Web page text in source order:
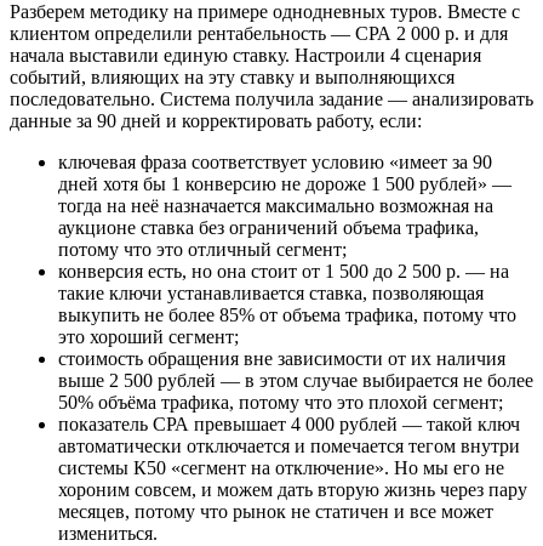
Разберем методику на примере однодневных туров. Вместе с
клиентом определили рентабельность — СРА 2 000 р. и для
начала выставили единую ставку. Настроили 4 сценария
событий, влияющих на эту ставку и выполняющихся
последовательно. Система получила задание — анализировать
данные за 90 дней и корректировать работу, если:
ключевая фраза соответствует условию «имеет за 90
дней хотя бы 1 конверсию не дороже 1 500 рублей» —
тогда на неё назначается максимально возможная на
аукционе ставка без ограничений объема трафика,
потому что это отличный сегмент;
конверсия есть, но она стоит от 1 500 до 2 500 р. — на
такие ключи устанавливается ставка, позволяющая
выкупить не более 85% от объема трафика, потому что
это хороший сегмент;
стоимость обращения вне зависимости от их наличия
выше 2 500 рублей — в этом случае выбирается не более
50% объёма трафика, потому что это плохой сегмент;
показатель СРА превышает 4 000 рублей — такой ключ
автоматически отключается и помечается тегом внутри
системы К50 «сегмент на отключение». Но мы его не
хороним совсем, и можем дать вторую жизнь через пару
месяцев, потому что рынок не статичен и все может
измениться.